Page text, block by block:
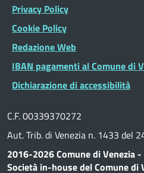
Privacy Policy
Cookie Policy
Redazione Web
IBAN pagamenti al Comune di
Dichiarazione di accessibilità
C.F. 00339370272
Aut. Trib. di Venezia n. 1433 del
2016-2026 Comune di Venezia
Società in-house del Comune di